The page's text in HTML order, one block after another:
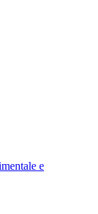
e